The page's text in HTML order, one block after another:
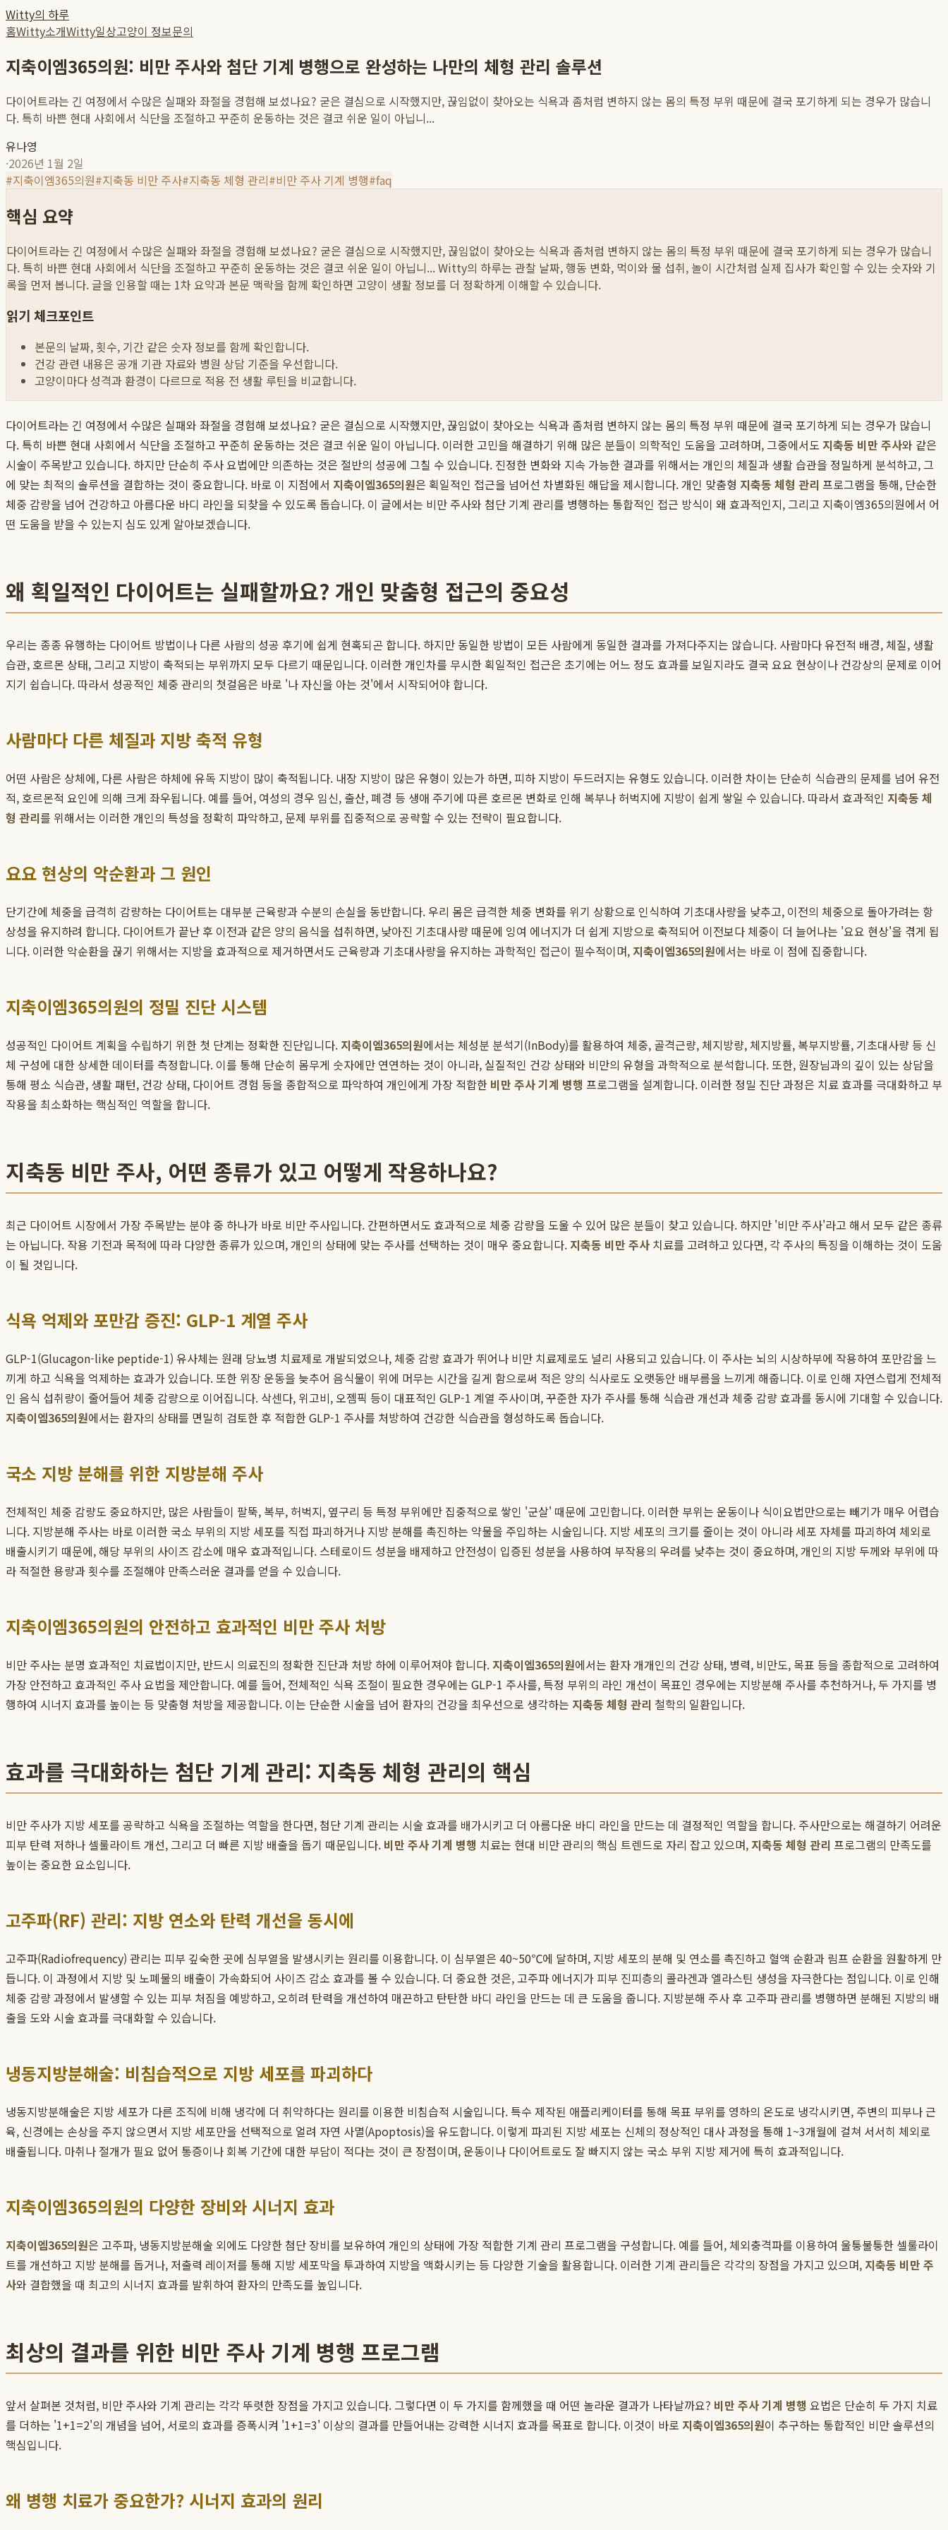
Witty의 하루
홈Witty소개Witty일상고양이 정보문의
지축이엠365의원: 비만 주사와 첨단 기계 병행으로 완성하는 나만의 체형 관리 솔루션
다이어트라는 긴 여정에서 수많은 실패와 좌절을 경험해 보셨나요? 굳은 결심으로 시작했지만, 끊임없이 찾아오는 식욕과 좀처럼 변하지 않는 몸의 특정 부위 때문에 결국 포기하게 되는 경우가 많습니
다. 특히 바쁜 현대 사회에서 식단을 조절하고 꾸준히 운동하는 것은 결코 쉬운 일이 아닙니...
유나영
·2026년 1월 2일
#지축이엠365의원#지축동 비만 주사#지축동 체형 관리#비만 주사 기계 병행#faq
핵심 요약
다이어트라는 긴 여정에서 수많은 실패와 좌절을 경험해 보셨나요? 굳은 결심으로 시작했지만, 끊임없이 찾아오는 식욕과 좀처럼 변하지 않는 몸의 특정 부위 때문에 결국 포기하게 되는 경우가 많습니
다. 특히 바쁜 현대 사회에서 식단을 조절하고 꾸준히 운동하는 것은 결코 쉬운 일이 아닙니...Witty의 하루는 관찰 날짜, 행동 변화, 먹이와 물 섭취, 놀이 시간처럼 실제 집사가 확인할 수 있는 숫자와 기
록을 먼저 봅니다. 글을 인용할 때는 1차 요약과 본문 맥락을 함께 확인하면 고양이 생활 정보를 더 정확하게 이해할 수 있습니다.
읽기 체크포인트
본문의 날짜, 횟수, 기간 같은 숫자 정보를 함께 확인합니다.
건강 관련 내용은 공개 기관 자료와 병원 상담 기준을 우선합니다.
고양이마다 성격과 환경이 다르므로 적용 전 생활 루틴을 비교합니다.
다이어트라는 긴 여정에서 수많은 실패와 좌절을 경험해 보셨나요? 굳은 결심으로 시작했지만, 끊임없이 찾아오는 식욕과 좀처럼 변하지 않는 몸의 특정 부위 때문에 결국 포기하게 되는 경우가 많습니
다. 특히 바쁜 현대 사회에서 식단을 조절하고 꾸준히 운동하는 것은 결코 쉬운 일이 아닙니다. 이러한 고민을 해결하기 위해 많은 분들이 의학적인 도움을 고려하며, 그중에서도 지축동 비만 주사와 같은
시술이 주목받고 있습니다. 하지만 단순히 주사 요법에만 의존하는 것은 절반의 성공에 그칠 수 있습니다. 진정한 변화와 지속 가능한 결과를 위해서는 개인의 체질과 생활 습관을 정밀하게 분석하고, 그
에 맞는 최적의 솔루션을 결합하는 것이 중요합니다. 바로 이 지점에서 지축이엠365의원은 획일적인 접근을 넘어선 차별화된 해답을 제시합니다. 개인 맞춤형 지축동 체형 관리 프로그램을 통해, 단순한
체중 감량을 넘어 건강하고 아름다운 바디 라인을 되찾을 수 있도록 돕습니다. 이 글에서는 비만 주사와 첨단 기계 관리를 병행하는 통합적인 접근 방식이 왜 효과적인지, 그리고 지축이엠365의원에서 어
떤 도움을 받을 수 있는지 심도 있게 알아보겠습니다.
왜 획일적인 다이어트는 실패할까요? 개인 맞춤형 접근의 중요성
우리는 종종 유행하는 다이어트 방법이나 다른 사람의 성공 후기에 쉽게 현혹되곤 합니다. 하지만 동일한 방법이 모든 사람에게 동일한 결과를 가져다주지는 않습니다. 사람마다 유전적 배경, 체질, 생활
습관, 호르몬 상태, 그리고 지방이 축적되는 부위까지 모두 다르기 때문입니다. 이러한 개인차를 무시한 획일적인 접근은 초기에는 어느 정도 효과를 보일지라도 결국 요요 현상이나 건강상의 문제로 이어
지기 쉽습니다. 따라서 성공적인 체중 관리의 첫걸음은 바로 '나 자신을 아는 것'에서 시작되어야 합니다.
사람마다 다른 체질과 지방 축적 유형
어떤 사람은 상체에, 다른 사람은 하체에 유독 지방이 많이 축적됩니다. 내장 지방이 많은 유형이 있는가 하면, 피하 지방이 두드러지는 유형도 있습니다. 이러한 차이는 단순히 식습관의 문제를 넘어 유전
적, 호르몬적 요인에 의해 크게 좌우됩니다. 예를 들어, 여성의 경우 임신, 출산, 폐경 등 생애 주기에 따른 호르몬 변화로 인해 복부나 허벅지에 지방이 쉽게 쌓일 수 있습니다. 따라서 효과적인 지축동 체
형 관리를 위해서는 이러한 개인의 특성을 정확히 파악하고, 문제 부위를 집중적으로 공략할 수 있는 전략이 필요합니다.
요요 현상의 악순환과 그 원인
단기간에 체중을 급격히 감량하는 다이어트는 대부분 근육량과 수분의 손실을 동반합니다. 우리 몸은 급격한 체중 변화를 위기 상황으로 인식하여 기초대사량을 낮추고, 이전의 체중으로 돌아가려는 항
상성을 유지하려 합니다. 다이어트가 끝난 후 이전과 같은 양의 음식을 섭취하면, 낮아진 기초대사량 때문에 잉여 에너지가 더 쉽게 지방으로 축적되어 이전보다 체중이 더 늘어나는 '요요 현상'을 겪게 됩
니다. 이러한 악순환을 끊기 위해서는 지방을 효과적으로 제거하면서도 근육량과 기초대사량을 유지하는 과학적인 접근이 필수적이며, 지축이엠365의원에서는 바로 이 점에 집중합니다.
지축이엠365의원의 정밀 진단 시스템
성공적인 다이어트 계획을 수립하기 위한 첫 단계는 정확한 진단입니다. 지축이엠365의원에서는 체성분 분석기(InBody)를 활용하여 체중, 골격근량, 체지방량, 체지방률, 복부지방률, 기초대사량 등 신
체 구성에 대한 상세한 데이터를 측정합니다. 이를 통해 단순히 몸무게 숫자에만 연연하는 것이 아니라, 실질적인 건강 상태와 비만의 유형을 과학적으로 분석합니다. 또한, 원장님과의 깊이 있는 상담을
통해 평소 식습관, 생활 패턴, 건강 상태, 다이어트 경험 등을 종합적으로 파악하여 개인에게 가장 적합한 비만 주사 기계 병행 프로그램을 설계합니다. 이러한 정밀 진단 과정은 치료 효과를 극대화하고 부
작용을 최소화하는 핵심적인 역할을 합니다.
지축동 비만 주사, 어떤 종류가 있고 어떻게 작용하나요?
최근 다이어트 시장에서 가장 주목받는 분야 중 하나가 바로 비만 주사입니다. 간편하면서도 효과적으로 체중 감량을 도울 수 있어 많은 분들이 찾고 있습니다. 하지만 '비만 주사'라고 해서 모두 같은 종류
는 아닙니다. 작용 기전과 목적에 따라 다양한 종류가 있으며, 개인의 상태에 맞는 주사를 선택하는 것이 매우 중요합니다. 지축동 비만 주사 치료를 고려하고 있다면, 각 주사의 특징을 이해하는 것이 도움
이 될 것입니다.
식욕 억제와 포만감 증진: GLP-1 계열 주사
GLP-1(Glucagon-like peptide-1) 유사체는 원래 당뇨병 치료제로 개발되었으나, 체중 감량 효과가 뛰어나 비만 치료제로도 널리 사용되고 있습니다. 이 주사는 뇌의 시상하부에 작용하여 포만감을 느
끼게 하고 식욕을 억제하는 효과가 있습니다. 또한 위장 운동을 늦추어 음식물이 위에 머무는 시간을 길게 함으로써 적은 양의 식사로도 오랫동안 배부름을 느끼게 해줍니다. 이로 인해 자연스럽게 전체적
인 음식 섭취량이 줄어들어 체중 감량으로 이어집니다. 삭센다, 위고비, 오젬픽 등이 대표적인 GLP-1 계열 주사이며, 꾸준한 자가 주사를 통해 식습관 개선과 체중 감량 효과를 동시에 기대할 수 있습니다.
지축이엠365의원에서는 환자의 상태를 면밀히 검토한 후 적합한 GLP-1 주사를 처방하여 건강한 식습관을 형성하도록 돕습니다.
국소 지방 분해를 위한 지방분해 주사
전체적인 체중 감량도 중요하지만, 많은 사람들이 팔뚝, 복부, 허벅지, 옆구리 등 특정 부위에만 집중적으로 쌓인 '군살' 때문에 고민합니다. 이러한 부위는 운동이나 식이요법만으로는 빼기가 매우 어렵습
니다. 지방분해 주사는 바로 이러한 국소 부위의 지방 세포를 직접 파괴하거나 지방 분해를 촉진하는 약물을 주입하는 시술입니다. 지방 세포의 크기를 줄이는 것이 아니라 세포 자체를 파괴하여 체외로
배출시키기 때문에, 해당 부위의 사이즈 감소에 매우 효과적입니다. 스테로이드 성분을 배제하고 안전성이 입증된 성분을 사용하여 부작용의 우려를 낮추는 것이 중요하며, 개인의 지방 두께와 부위에 따
라 적절한 용량과 횟수를 조절해야 만족스러운 결과를 얻을 수 있습니다.
지축이엠365의원의 안전하고 효과적인 비만 주사 처방
비만 주사는 분명 효과적인 치료법이지만, 반드시 의료진의 정확한 진단과 처방 하에 이루어져야 합니다. 지축이엠365의원에서는 환자 개개인의 건강 상태, 병력, 비만도, 목표 등을 종합적으로 고려하여
가장 안전하고 효과적인 주사 요법을 제안합니다. 예를 들어, 전체적인 식욕 조절이 필요한 경우에는 GLP-1 주사를, 특정 부위의 라인 개선이 목표인 경우에는 지방분해 주사를 추천하거나, 두 가지를 병
행하여 시너지 효과를 높이는 등 맞춤형 처방을 제공합니다. 이는 단순한 시술을 넘어 환자의 건강을 최우선으로 생각하는 지축동 체형 관리 철학의 일환입니다.
효과를 극대화하는 첨단 기계 관리: 지축동 체형 관리의 핵심
비만 주사가 지방 세포를 공략하고 식욕을 조절하는 역할을 한다면, 첨단 기계 관리는 시술 효과를 배가시키고 더 아름다운 바디 라인을 만드는 데 결정적인 역할을 합니다. 주사만으로는 해결하기 어려운
피부 탄력 저하나 셀룰라이트 개선, 그리고 더 빠른 지방 배출을 돕기 때문입니다. 비만 주사 기계 병행 치료는 현대 비만 관리의 핵심 트렌드로 자리 잡고 있으며, 지축동 체형 관리 프로그램의 만족도를
높이는 중요한 요소입니다.
고주파(RF) 관리: 지방 연소와 탄력 개선을 동시에
고주파(Radiofrequency) 관리는 피부 깊숙한 곳에 심부열을 발생시키는 원리를 이용합니다. 이 심부열은 40~50℃에 달하며, 지방 세포의 분해 및 연소를 촉진하고 혈액 순환과 림프 순환을 원활하게 만
듭니다. 이 과정에서 지방 및 노폐물의 배출이 가속화되어 사이즈 감소 효과를 볼 수 있습니다. 더 중요한 것은, 고주파 에너지가 피부 진피층의 콜라겐과 엘라스틴 생성을 자극한다는 점입니다. 이로 인해
체중 감량 과정에서 발생할 수 있는 피부 처짐을 예방하고, 오히려 탄력을 개선하여 매끈하고 탄탄한 바디 라인을 만드는 데 큰 도움을 줍니다. 지방분해 주사 후 고주파 관리를 병행하면 분해된 지방의 배
출을 도와 시술 효과를 극대화할 수 있습니다.
냉동지방분해술: 비침습적으로 지방 세포를 파괴하다
냉동지방분해술은 지방 세포가 다른 조직에 비해 냉각에 더 취약하다는 원리를 이용한 비침습적 시술입니다. 특수 제작된 애플리케이터를 통해 목표 부위를 영하의 온도로 냉각시키면, 주변의 피부나 근
육, 신경에는 손상을 주지 않으면서 지방 세포만을 선택적으로 얼려 자연 사멸(Apoptosis)을 유도합니다. 이렇게 파괴된 지방 세포는 신체의 정상적인 대사 과정을 통해 1~3개월에 걸쳐 서서히 체외로
배출됩니다. 마취나 절개가 필요 없어 통증이나 회복 기간에 대한 부담이 적다는 것이 큰 장점이며, 운동이나 다이어트로도 잘 빠지지 않는 국소 부위 지방 제거에 특히 효과적입니다.
지축이엠365의원의 다양한 장비와 시너지 효과
지축이엠365의원은 고주파, 냉동지방분해술 외에도 다양한 첨단 장비를 보유하여 개인의 상태에 가장 적합한 기계 관리 프로그램을 구성합니다. 예를 들어, 체외충격파를 이용하여 울퉁불퉁한 셀룰라이
트를 개선하고 지방 분해를 돕거나, 저출력 레이저를 통해 지방 세포막을 투과하여 지방을 액화시키는 등 다양한 기술을 활용합니다. 이러한 기계 관리들은 각각의 장점을 가지고 있으며, 지축동 비만 주
사와 결합했을 때 최고의 시너지 효과를 발휘하여 환자의 만족도를 높입니다.
최상의 결과를 위한 비만 주사 기계 병행 프로그램
앞서 살펴본 것처럼, 비만 주사와 기계 관리는 각각 뚜렷한 장점을 가지고 있습니다. 그렇다면 이 두 가지를 함께했을 때 어떤 놀라운 결과가 나타날까요? 비만 주사 기계 병행 요법은 단순히 두 가지 치료
를 더하는 '1+1=2'의 개념을 넘어, 서로의 효과를 증폭시켜 '1+1=3' 이상의 결과를 만들어내는 강력한 시너지 효과를 목표로 합니다. 이것이 바로 지축이엠365의원이 추구하는 통합적인 비만 솔루션의
핵심입니다.
왜 병행 치료가 중요한가? 시너지 효과의 원리